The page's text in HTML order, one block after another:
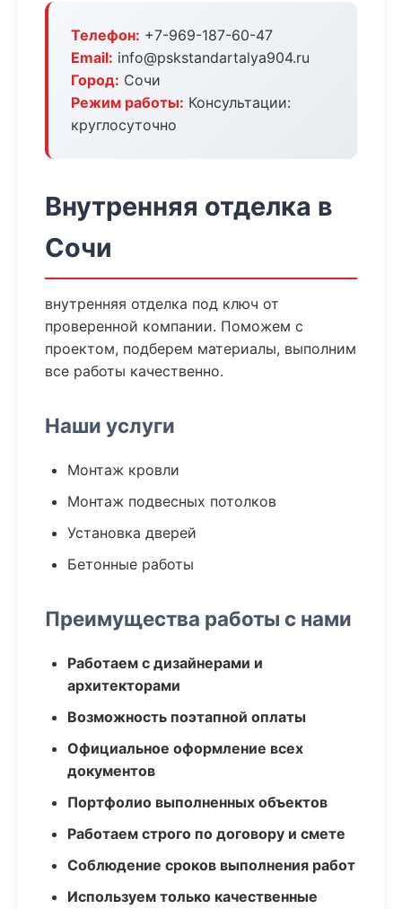
Телефон: +7-969-187-60-47
Email: info@pskstandartalya904.ru
Город: Сочи
Режим работы: Консультации:
круглосуточно
Внутренняя отделка в
Сочи
внутренняя отделка под ключ от
проверенной компании. Поможем с
проектом, подберем материалы, выполним
все работы качественно.
Наши услуги
Монтаж кровли
Монтаж подвесных потолков
Установка дверей
Бетонные работы
Преимущества работы с нами
Работаем с дизайнерами и
архитекторами
Возможность поэтапной оплаты
Официальное оформление всех
документов
Портфолио выполненных объектов
Работаем строго по договору и смете
Соблюдение сроков выполнения работ
Используем только качественные